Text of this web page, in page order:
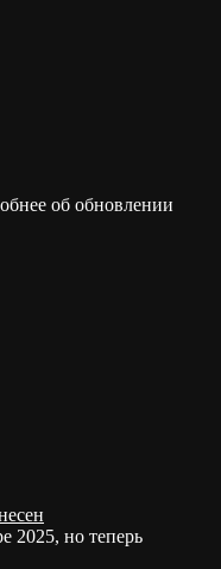
об обновлении
2025, но теперь